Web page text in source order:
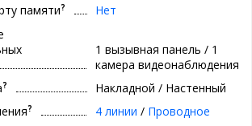
памяти?
Нет
1 вызывная панель / 1
камера видеонаблюдения
?
Накладной / Настенный
? 4 линии / Проводное